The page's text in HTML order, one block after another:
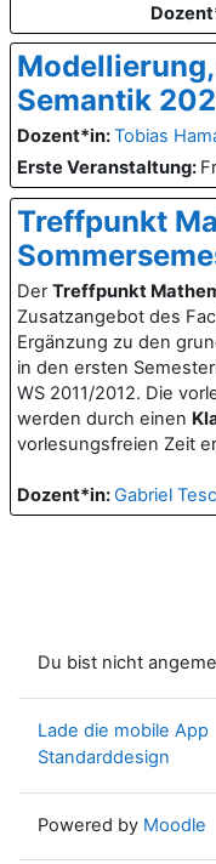
Semantik
Dozent*in:Tobias
Erste Veranstaltung:
Treffpunkt
DerTreffpunkt
Zusatzangebot des
Ergänzung zu den
in den ersten
WS 2011/2012. Die
werden durch einen
vorlesungsfreien Zeit
Dozent*in:Gabriel
Du bist nicht
Lade die mobile App
Standarddesign
Powered by Moodle